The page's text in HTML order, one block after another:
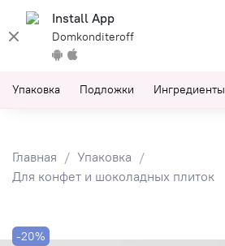
Install App
Domkonditeroff
Упаковка Подложки Ингредиенты
Главная
Упаковка
Для конфет и шоколадных плиток
-20%